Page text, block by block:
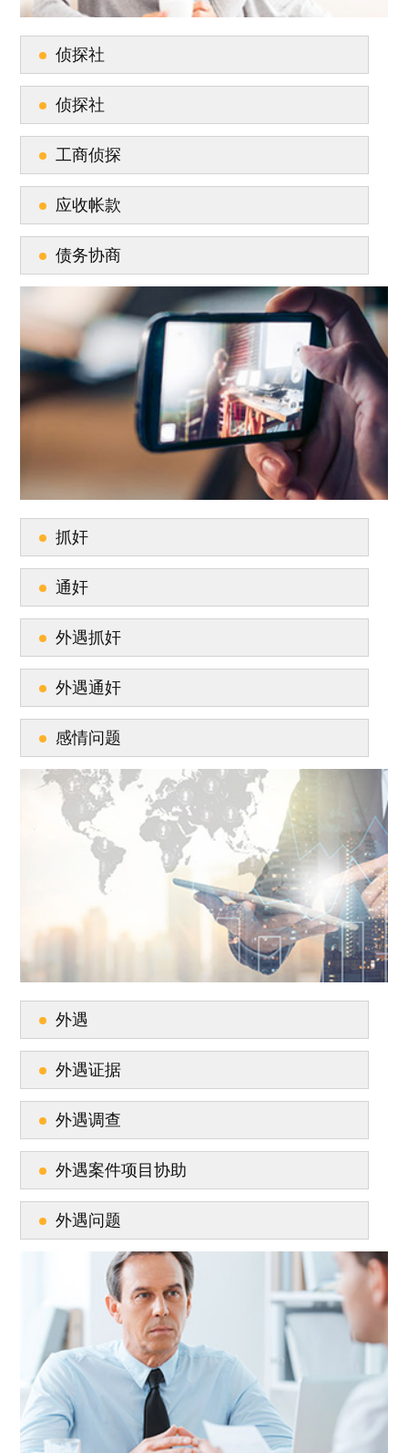
侦探社
侦探社
工商侦探
应收帐款
债务协商
抓奸
通奸
外遇抓奸
外遇通奸
感情问题
外遇
外遇证据
外遇调查
外遇案件项目协助
外遇问题